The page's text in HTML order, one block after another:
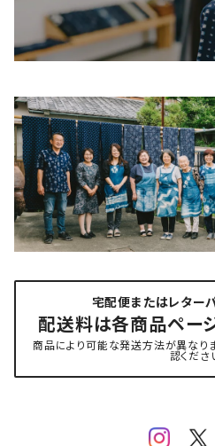
宅配便またはレター
配送料は各商品ペー
商品により可能な発送方法が異なり
認くださ